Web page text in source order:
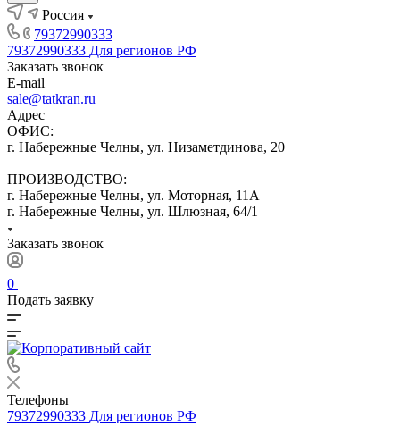
Россия
79372990333
79372990333 Для регионов РФ
Заказать звонок
E-mail
sale@tatkran.ru
Адрес
ОФИС:
г. Набережные Челны, ул. Низаметдинова, 20
ПРОИЗВОДСТВО:
г. Набережные Челны, ул. Моторная, 11А
г. Набережные Челны, ул. Шлюзная, 64/1
Заказать звонок
0
Подать заявку
Телефоны
79372990333 Для регионов РФ